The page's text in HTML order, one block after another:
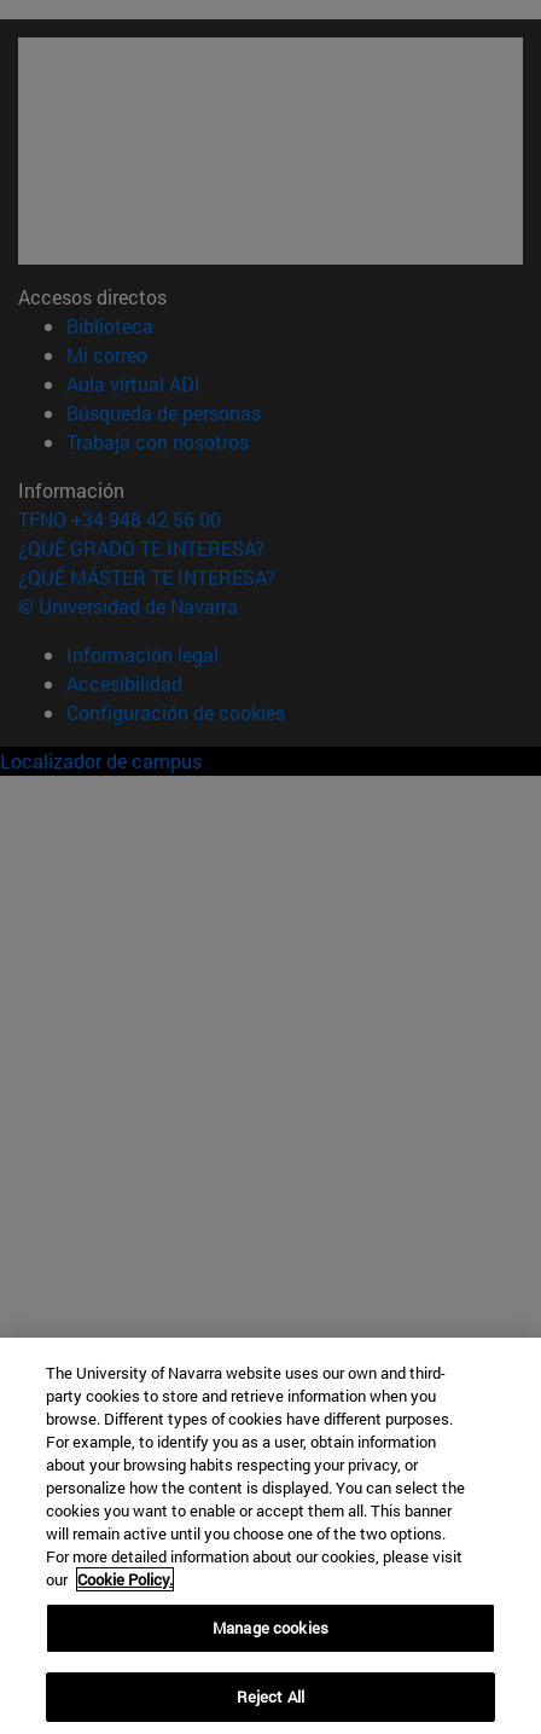
Accesos directos
Biblioteca
Mi correo(abre en nueva ventana)
Aula virtual ADI
Búsqueda de personas(abre en nueva ventana)
Trabaja con nosotros(abre en nueva ventana)
Información
TFNO +34 948 42 56 00
¿QUÉ GRADO TE INTERESA?
¿QUÉ MÁSTER TE INTERESA?
© Universidad de Navarra
Información legal
Accesibilidad
Configuración de cookies
Localizador de campus
The University of Navarra website uses our own and third-
party cookies to store and retrieve information when you
browse. Different types of cookies have different purposes.
For example, to identify you as a user, obtain information
about your browsing habits respecting your privacy, or
personalize how the content is displayed. You can select the
cookies you want to enable or accept them all. This banner
will remain active until you choose one of the two options.
For more detailed information about our cookies, please visit
our Cookie Policy.
Manage cookies
Reject All